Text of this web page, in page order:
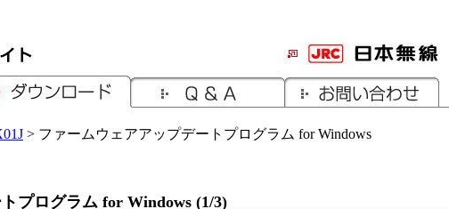
> ファームウェアアップデートプログラム for Windows
プログラム for Windows (1/3)